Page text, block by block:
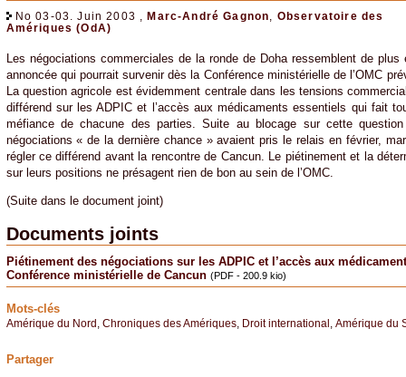
No 03-03. Juin 2003 ,Marc-André Gagnon
Observatoire des
Amériques (OdA)
Les négociations commerciales de la ronde de Doha ressemblent de plus
annoncée qui pourrait survenir dès la Conférence ministérielle de l’OMC
La question agricole est évidemment centrale dans les tensions
différend sur les ADPIC et l’accès aux médicaments essentiels qui fait
méfiance de chacune des parties. Suite au blocage sur cette
négociations « de la dernière chance » avaient pris le relais en février,
régler ce différend avant la rencontre de Cancun. Le piétinement et la
sur leurs positions ne présagent rien de bon au sein de l’OMC.
(Suite dans le document joint)
Documents joints
Piétinement des négociations sur les ADPIC et l’accès aux
Conférence ministérielle de Cancun (PDF - 200.9 kio)
Mots-clés
Amérique du Nord Chroniques des Amériques, Droit international Amérique du
Partager